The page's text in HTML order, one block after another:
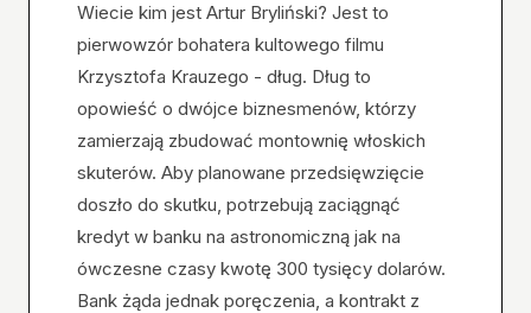
Wiecie kim jest Artur Bryliński? Jest to
pierwowzór bohatera kultowego filmu
Krzysztofa Krauzego - dług. Dług to
opowieść o dwójce biznesmenów, którzy
zamierzają zbudować montownię włoskich
skuterów. Aby planowane przedsięwzięcie
doszło do skutku, potrzebują zaciągnąć
kredyt w banku na astronomiczną jak na
ówczesne czasy kwotę 300 tysięcy dolarów.
Bank żąda jednak poręczenia, a kontrakt z